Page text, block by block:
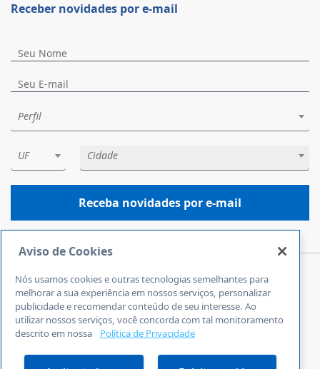
Central de Atendimento
0800 570 0800
24 horas por dia
Fale Conosco
Receber novidades por e-mail
Perfil
UF Cidade
Receba novidades por e-mail
Aviso de Cookies
Nós usamos cookies e outras tecnologias semelhantes para
melhorar a sua experiência em nossos serviços, personalizar
publicidade e recomendar conteúdo de seu interesse. Ao
utilizar nossos serviços, você concorda com tal monitoramento
descrito em nossa
Política de Privacidade